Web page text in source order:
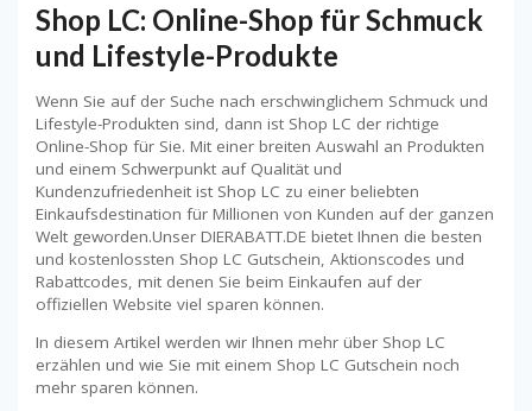
Shop LC: Online-Shop für Schmuck
und Lifestyle-Produkte
Wenn Sie auf der Suche nach erschwinglichem Schmuck und
Lifestyle-Produkten sind, dann ist Shop LC der richtige
Online-Shop für Sie. Mit einer breiten Auswahl an Produkten
und einem Schwerpunkt auf Qualität und
Kundenzufriedenheit ist Shop LC zu einer beliebten
Einkaufsdestination für Millionen von Kunden auf der ganzen
Welt geworden.Unser DIERABATT.DE bietet Ihnen die besten
und kostenlossten Shop LC Gutschein, Aktionscodes und
Rabattcodes, mit denen Sie beim Einkaufen auf der
offiziellen Website viel sparen können.
In diesem Artikel werden wir Ihnen mehr über Shop LC
erzählen und wie Sie mit einem Shop LC Gutschein noch
mehr sparen können.